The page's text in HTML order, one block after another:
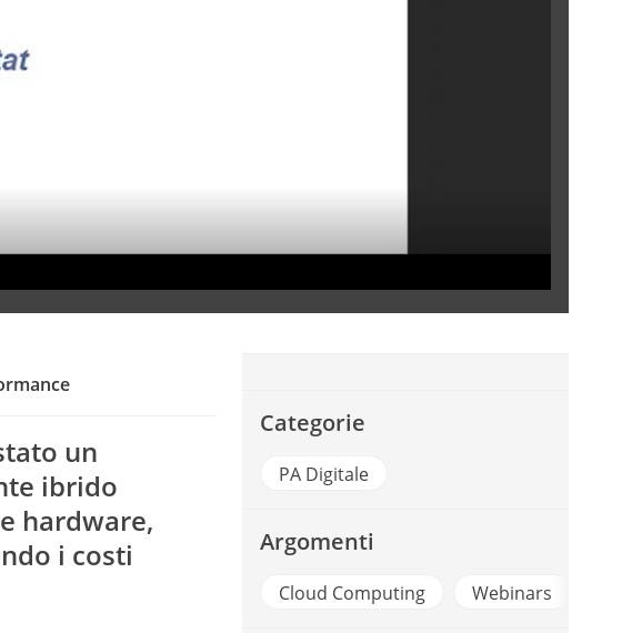
un
ibrido
hardware,
i costi
Categorie
PA Digitale
Argomenti
Cloud Computing Webinars